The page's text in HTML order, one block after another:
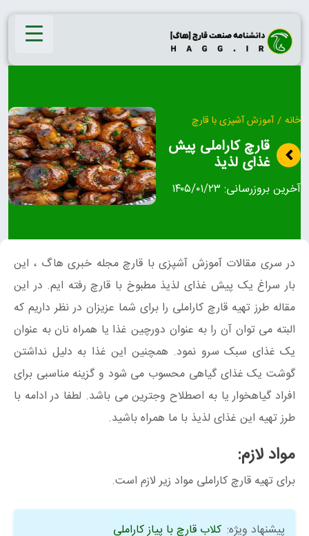
Skip
content
خانه / آموزش آشپزی با قارچ
قارچ کاراملی پیش
غذای لذیذ
آخرین بروزرسانی: ۱۴۰۵/۰۱/۲۳
در سری مقالات آموزش آشپزی با قارچ مجله خبری هاگ ، این
بار سراغ یک پیش غذای لذیذ مطبوخ با قارچ رفته ایم. در این
مقاله طرز تهیه قارچ کاراملی را برای شما عزیزان در نظر داریم که
البته می توان آن را به عنوان دورچین غذا یا همراه نان به عنوان
یک غذای سبک سرو نمود. همچنین این غذا به دلیل نداشتن
گوشت یک غذای گیاهی محسوب می شود و گزینه مناسبی برای
افراد گیاهخوار یا به اصطلاح وجترین می باشد. لطفا در ادامه با
طرز تهیه این غذای لذیذ با ما همراه باشید.
مواد لازم:
برای تهیه قارچ کاراملی مواد زیر لازم است.
پیشنهاد ویژه: کلاب قارچ با پیاز کاراملی